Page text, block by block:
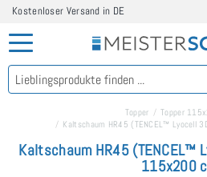
Kostenloser Versand in DE
Topper
Topper
Kaltschaum HR45 (TENCEL™ Lyocell
Kaltschaum HR45 (TENCEL™
115x200